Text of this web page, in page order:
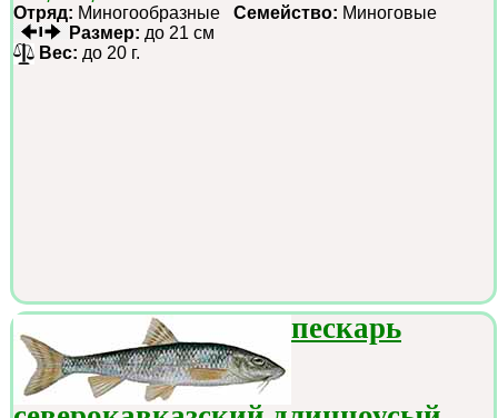
Отряд: Миногообразные Семейство: Миноговые
Размер: до 21 см
Вес: до 20 г.
пескарь